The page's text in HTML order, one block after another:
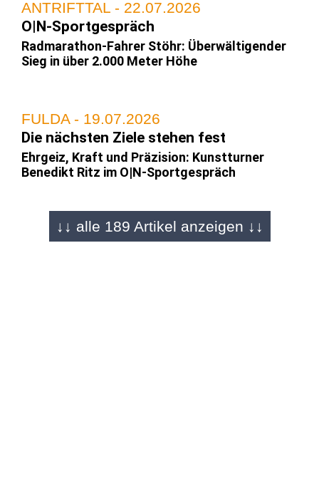
ANTRIFTTAL - 22.07.2026
O|N-Sportgespräch
Radmarathon-Fahrer Stöhr: Überwältigender
Sieg in über 2.000 Meter Höhe
FULDA - 19.07.2026
Die nächsten Ziele stehen fest
Ehrgeiz, Kraft und Präzision: Kunstturner
Benedikt Ritz im O|N-Sportgespräch
FULDA - 29.06.2026
↓↓ alle 189 Artikel anzeigen ↓↓